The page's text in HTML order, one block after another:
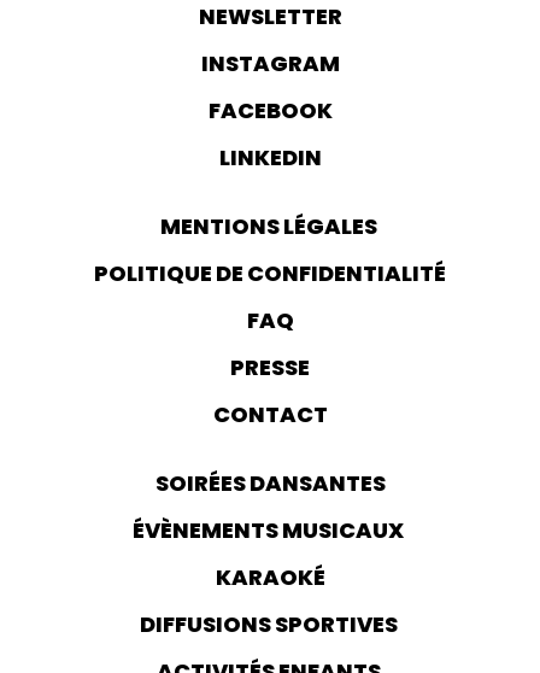
NEWSLETTER
INSTAGRAM
FACEBOOK
LINKEDIN
MENTIONS LÉGALES
POLITIQUE DE CONFIDENTIALITÉ
FAQ
PRESSE
CONTACT
SOIRÉES DANSANTES
ÉVÈNEMENTS MUSICAUX
KARAOKÉ
DIFFUSIONS SPORTIVES